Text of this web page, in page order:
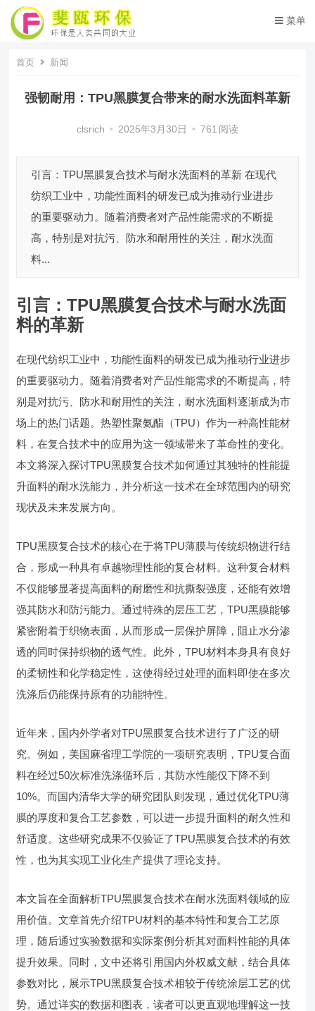
菜单
首页 新闻
强韧耐用：TPU黑膜复合带来的耐水洗面料革新
clsrich • 2025年3月30日 • 761 阅读
引言：TPU黑膜复合技术与耐水洗面料的革新 在现代
纺织工业中，功能性面料的研发已成为推动行业进步
的重要驱动力。随着消费者对产品性能需求的不断提
高，特别是对抗污、防水和耐用性的关注，耐水洗面
料...
引言：TPU黑膜复合技术与耐水洗面
料的革新
在现代纺织工业中，功能性面料的研发已成为推动行业进步
的重要驱动力。随着消费者对产品性能需求的不断提高，特
别是对抗污、防水和耐用性的关注，耐水洗面料逐渐成为市
场上的热门话题。热塑性聚氨酯（TPU）作为一种高性能材
料，在复合技术中的应用为这一领域带来了革命性的变化。
本文将深入探讨TPU黑膜复合技术如何通过其独特的性能提
升面料的耐水洗能力，并分析这一技术在全球范围内的研究
现状及未来发展方向。
TPU黑膜复合技术的核心在于将TPU薄膜与传统织物进行结
合，形成一种具有卓越物理性能的复合材料。这种复合材料
不仅能够显著提高面料的耐磨性和抗撕裂强度，还能有效增
强其防水和防污能力。通过特殊的层压工艺，TPU黑膜能够
紧密附着于织物表面，从而形成一层保护屏障，阻止水分渗
透的同时保持织物的透气性。此外，TPU材料本身具有良好
的柔韧性和化学稳定性，这使得经过处理的面料即使在多次
洗涤后仍能保持原有的功能特性。
近年来，国内外学者对TPU黑膜复合技术进行了广泛的研
究。例如，美国麻省理工学院的一项研究表明，TPU复合面
料在经过50次标准洗涤循环后，其防水性能仅下降不到
10%。而国内清华大学的研究团队则发现，通过优化TPU薄
膜的厚度和复合工艺参数，可以进一步提升面料的耐久性和
舒适度。这些研究成果不仅验证了TPU黑膜复合技术的有效
性，也为其实现工业化生产提供了理论支持。
本文旨在全面解析TPU黑膜复合技术在耐水洗面料领域的应
用价值。文章首先介绍TPU材料的基本特性和复合工艺原
理，随后通过实验数据和实际案例分析其对面料性能的具体
提升效果。同时，文中还将引用国内外权威文献，结合具体
参数对比，展示TPU黑膜复合技术相较于传统涂层工艺的优
势。通过详实的数据和图表，读者可以更直观地理解这一技